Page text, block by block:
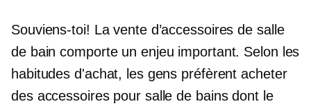
Souviens-toi! La vente d’accessoires de salle
de bain comporte un enjeu important. Selon les
habitudes d'achat, les gens préfèrent acheter
des accessoires pour salle de bains dont le